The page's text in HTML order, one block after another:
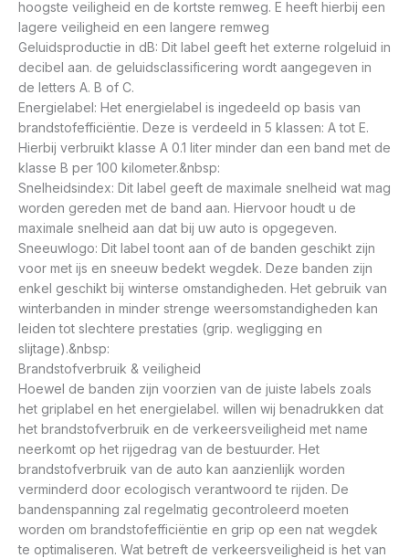
hoogste veiligheid en de kortste remweg. E heeft hierbij een
lagere veiligheid en een langere remweg
Geluidsproductie in dB: Dit label geeft het externe rolgeluid in
decibel aan. de geluidsclassificering wordt aangegeven in
de letters A. B of C.
Energielabel: Het energielabel is ingedeeld op basis van
brandstofefficiëntie. Deze is verdeeld in 5 klassen: A tot E.
Hierbij verbruikt klasse A 0.1 liter minder dan een band met de
klasse B per 100 kilometer.&nbsp:
Snelheidsindex: Dit label geeft de maximale snelheid wat mag
worden gereden met de band aan. Hiervoor houdt u de
maximale snelheid aan dat bij uw auto is opgegeven.
Sneeuwlogo: Dit label toont aan of de banden geschikt zijn
voor met ijs en sneeuw bedekt wegdek. Deze banden zijn
enkel geschikt bij winterse omstandigheden. Het gebruik van
winterbanden in minder strenge weersomstandigheden kan
leiden tot slechtere prestaties (grip. wegligging en
slijtage).&nbsp:
Brandstofverbruik & veiligheid
Hoewel de banden zijn voorzien van de juiste labels zoals
het griplabel en het energielabel. willen wij benadrukken dat
het brandstofverbruik en de verkeersveiligheid met name
neerkomt op het rijgedrag van de bestuurder. Het
brandstofverbruik van de auto kan aanzienlijk worden
verminderd door ecologisch verantwoord te rijden. De
bandenspanning zal regelmatig gecontroleerd moeten
worden om brandstofefficiëntie en grip op een nat wegdek
te optimaliseren. Wat betreft de verkeersveiligheid is het van